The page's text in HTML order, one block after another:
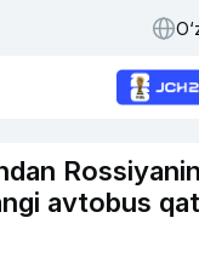
avtobus